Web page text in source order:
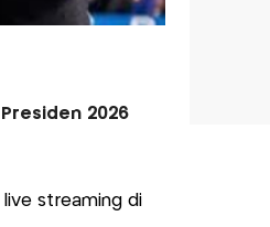
2026
live streaming di